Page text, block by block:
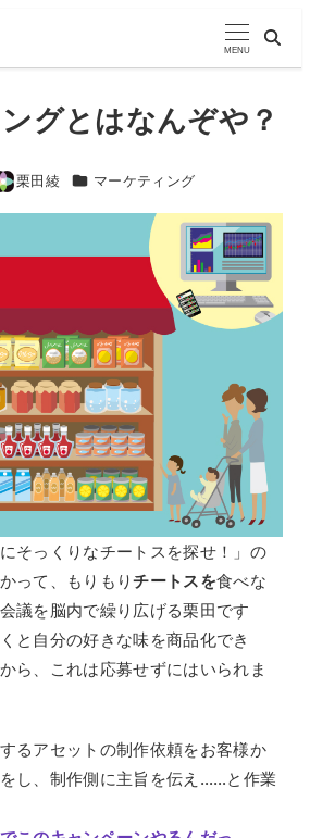
MENU
グとはなんぞや？
栗田綾 カテゴリー
マーケティング
そっくりなチートスを探せ！」の
って、もりもりチートスを食べな
議を脳内で繰り広げる栗田です
と自分の好きな味を商品化でき
ら、これは応募せずにはいられま
るアセットの制作依頼をお客様か
し、制作側に主旨を伝え……と作業